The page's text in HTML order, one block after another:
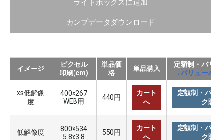
ライトボックスに追加
カンプデータダウンロード
イメージ
ピクセル
印刷(cm)
単品価
格
単品購入
定額制・バリ
→バリューパ
xs低解像
度
400×267
WEB用
440円
カート
へ
定額制・バリ
ク購
低解像度
800×534
5.8x3.8
550円
カート
へ
定額制・バリ
ク購